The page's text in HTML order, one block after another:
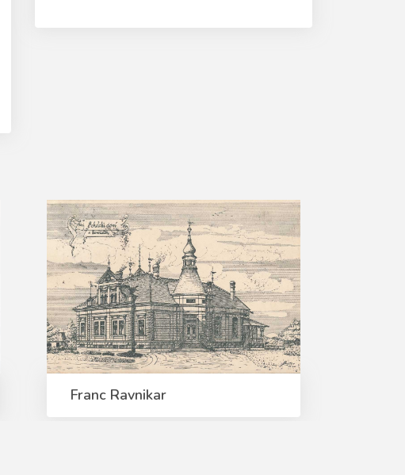
Franc Ravnikar